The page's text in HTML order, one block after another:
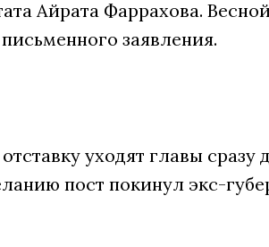
Айрата Фаррахова.
заявления.
уходят главы
пост покинул экс-